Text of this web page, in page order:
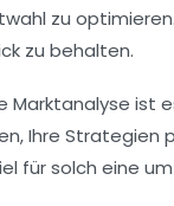
zu
zu behalten.
Marktanalyse ist
Ihre Strategien
für solch eine